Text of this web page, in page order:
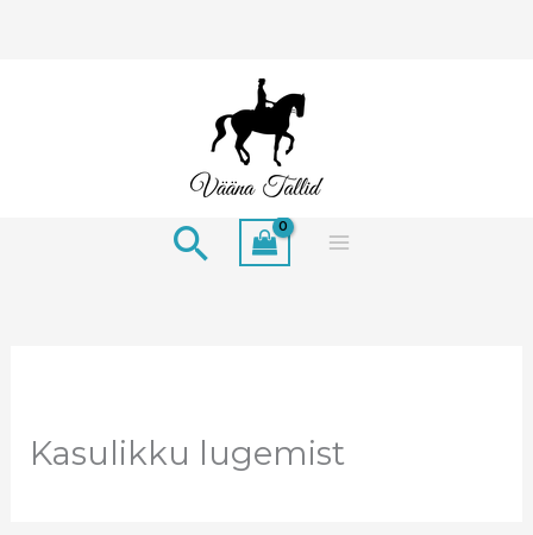
Search
Kasulikku lugemist